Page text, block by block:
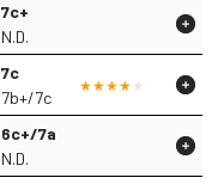
7c+
N.D.
7c
7b+/7c
6c+/7a
N.D.